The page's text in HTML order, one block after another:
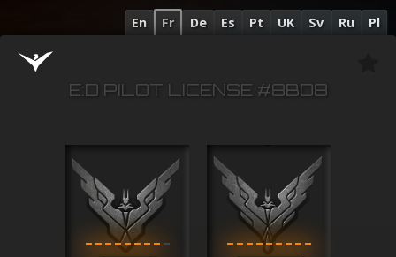
En Fr De Es Pt UK Sv Ru Pl
E:D PILOT LICENSE #8BD8